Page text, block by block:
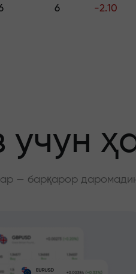
6 -2.10
учун
— барқарор